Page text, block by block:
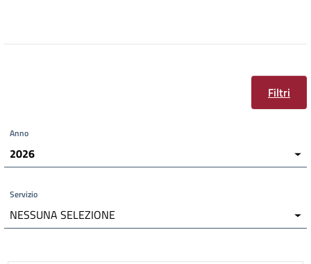
Filtri
Anno
2026
Servizio
NESSUNA SELEZIONE